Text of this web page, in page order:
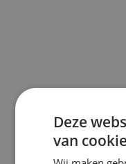
Grondpin
20,00
Deze
van